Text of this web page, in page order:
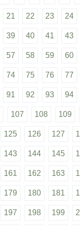
21 22 23 24
39 40 41 43
57 58 59 60
74 75 76 77
91 92 93 94
107 108 109
125 126 127
143 144 145
161 162 163
179 180 181
197 198 199